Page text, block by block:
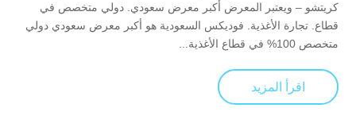
كريتشو – ويعتبر المعرض ﺃﻛﺒﺮ ﻣﻌﺮﺽ ﺳﻌﻮﺩﻱ. ﺩﻭﻟﻲ ﻣﺘﺨﺼﺺ ﻓﻲ
ﻗﻄﺎﻉ. ﺗﺠﺎﺭﺓ اﻷﻏﺬﻳﺔ. فوديكس السعودية هو أكبر معرض سعودي دولي
متخصص 100% في قطاع الأغذية...
اقرأ المزيد